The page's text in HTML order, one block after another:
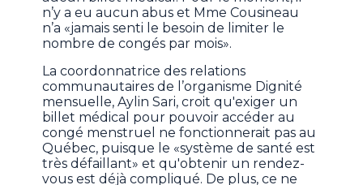
n’y a eu aucun abus et Mme Cousineau
n’a «jamais senti le besoin de limiter le
nombre de congés par mois».
La coordonnatrice des relations
communautaires de l’organisme Dignité
mensuelle, Aylin Sari, croit qu'exiger un
billet médical pour pouvoir accéder au
congé menstruel ne fonctionnerait pas au
Québec, puisque le «système de santé est
très défaillant» et qu'obtenir un rendez-
vous est déjà compliqué. De plus, ce ne